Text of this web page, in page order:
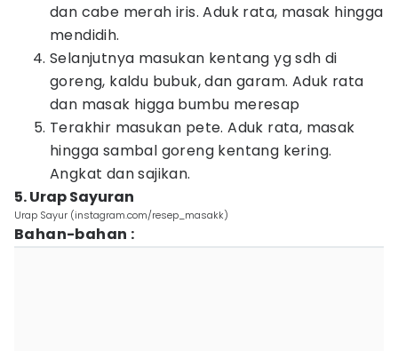
dan cabe merah iris. Aduk rata, masak hingga
mendidih.
Selanjutnya masukan kentang yg sdh di
goreng, kaldu bubuk, dan garam. Aduk rata
dan masak higga bumbu meresap
Terakhir masukan pete. Aduk rata, masak
hingga sambal goreng kentang kering.
Angkat dan sajikan.
5. Urap Sayuran
Urap Sayur (instagram.com/resep_masakk)
Bahan-bahan :